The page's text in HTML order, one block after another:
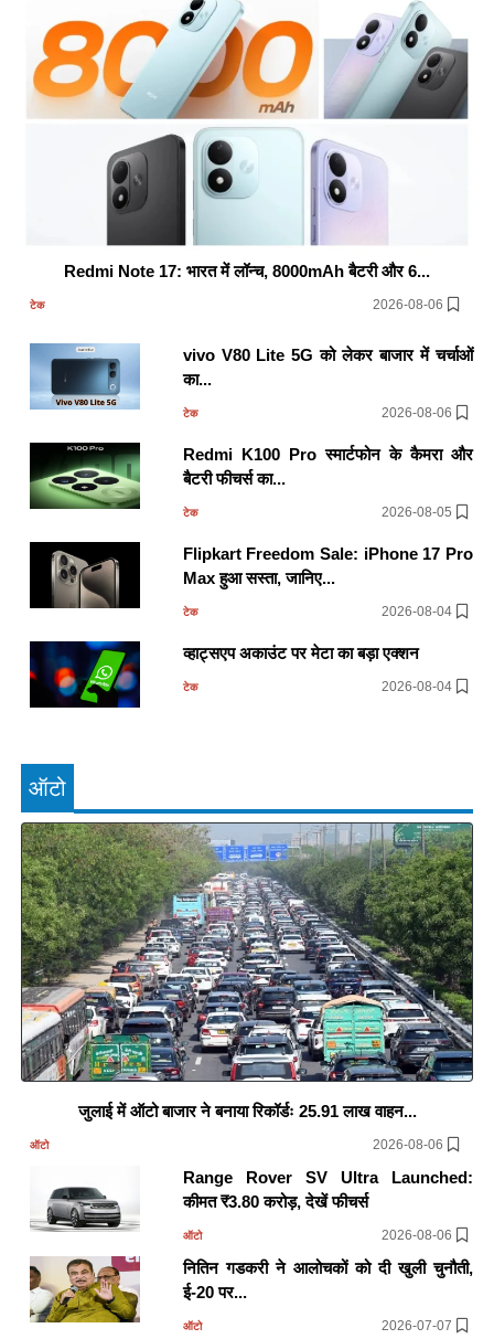
Redmi Note 17: भारत में लॉन्च, 8000mAh बैटरी और 6...
टेक 2026-08-06
vivo V80 Lite 5G को लेकर बाजार में चर्चाओं
का...
टेक 2026-08-06
Redmi K100 Pro स्मार्टफोन के कैमरा और
बैटरी फीचर्स का...
टेक 2026-08-05
Flipkart Freedom Sale: iPhone 17 Pro
Max हुआ सस्ता, जानिए...
टेक 2026-08-04
व्हाट्सएप अकाउंट पर मेटा का बड़ा एक्शन
टेक 2026-08-04
ऑटो
जुलाई में ऑटो बाजार ने बनाया रिकॉर्डः 25.91 लाख वाहन...
ऑटो 2026-08-06
Range Rover SV Ultra Launched:
कीमत ₹3.80 करोड़, देखें फीचर्स
ऑटो 2026-08-06
नितिन गडकरी ने आलोचकों को दी खुली चुनौती,
ई-20 पर...
ऑटो 2026-07-07